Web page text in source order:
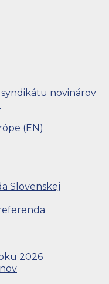
novinárov
(EN)
Slovenskej
2026